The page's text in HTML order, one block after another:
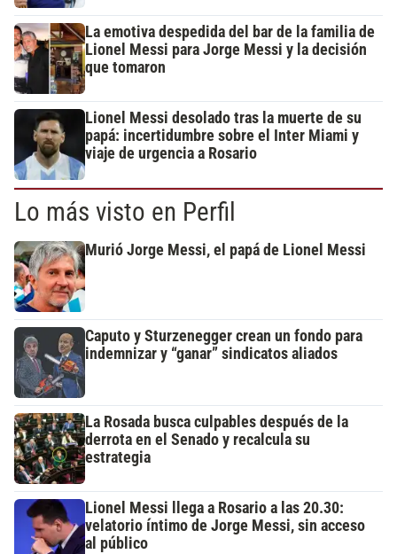
La emotiva despedida del bar de la familia de
Lionel Messi para Jorge Messi y la decisión
que tomaron
Lionel Messi desolado tras la muerte de su
papá: incertidumbre sobre el Inter Miami y
viaje de urgencia a Rosario
Lo más visto en Perfil
Murió Jorge Messi, el papá de Lionel Messi
Caputo y Sturzenegger crean un fondo para
indemnizar y “ganar” sindicatos aliados
La Rosada busca culpables después de la
derrota en el Senado y recalcula su
estrategia
Lionel Messi llega a Rosario a las 20.30:
velatorio íntimo de Jorge Messi, sin acceso
al público